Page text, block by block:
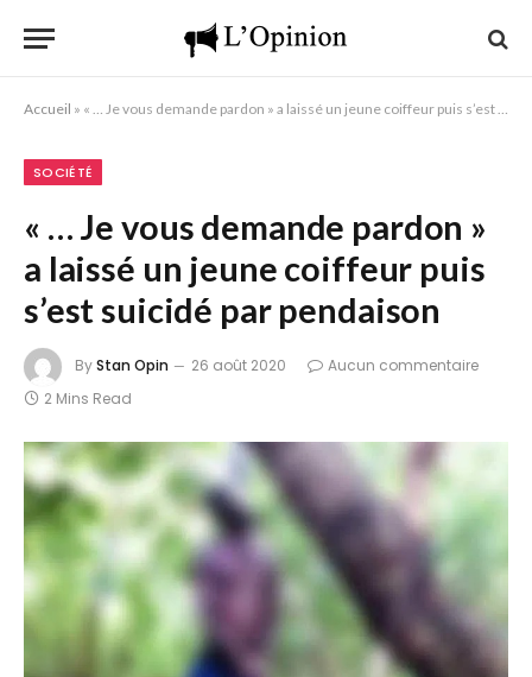
Accueil » « … Je vous demande pardon » a laissé un jeune coiffeur puis s’est suicidé par pendaison
SOCIÉTÉ
« … Je vous demande pardon »
a laissé un jeune coiffeur puis
s’est suicidé par pendaison
ByStan Opin 26 août 2020
Aucun commentaire
2 Mins Read